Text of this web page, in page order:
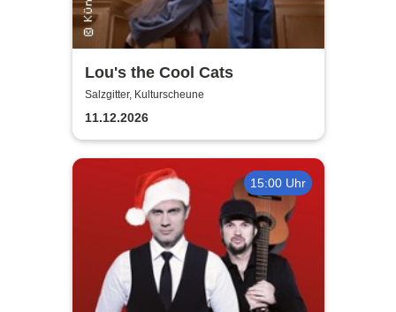
Lou's the Cool Cats
Salzgitter, Kulturscheune
11.12.2026
15:00 Uhr